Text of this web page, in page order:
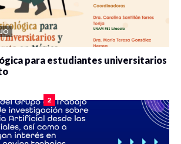
para estudiantes universitarios
2